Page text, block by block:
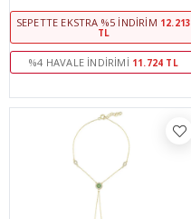
SEPETTE EKSTRA %5 İNDIRIM 12.213
TL
%4 HAVALE İNDIRIMI 11.724 TL